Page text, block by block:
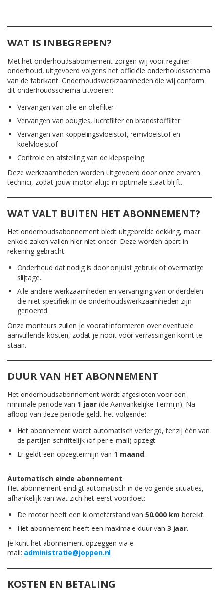
WAT IS INBEGREPEN?
Met het onderhoudsabonnement zorgen wij voor regulier
onderhoud, uitgevoerd volgens het officiële onderhoudsschema
van de fabrikant. Onderhoudswerkzaamheden die wij conform
dit onderhoudsschema uitvoeren:
Vervangen van olie en oliefilter
Vervangen van bougies, luchtfilter en brandstoffilter
Vervangen van koppelingsvloeistof, remvloeistof en
koelvloeistof
Controle en afstelling van de klepspeling
Deze werkzaamheden worden uitgevoerd door onze ervaren
technici, zodat jouw motor altijd in optimale staat blijft.
WAT VALT BUITEN HET ABONNEMENT?
Het onderhoudsabonnement biedt uitgebreide dekking, maar
enkele zaken vallen hier niet onder. Deze worden apart in
rekening gebracht:
Onderhoud dat nodig is door onjuist gebruik of overmatige
slijtage.
Alle andere werkzaamheden en vervanging van onderdelen
die niet specifiek in de onderhoudswerkzaamheden zijn
genoemd.
Onze monteurs zullen je vooraf informeren over eventuele
aanvullende kosten, zodat je nooit voor verrassingen komt te
staan.
DUUR VAN HET ABONNEMENT
Het onderhoudsabonnement wordt afgesloten voor een
minimale periode van 1 jaar (de Aanvankelijke Termijn). Na
afloop van deze periode geldt het volgende:
Het abonnement wordt automatisch verlengd, tenzij één van
de partijen schriftelijk (of per e-mail) opzegt.
Er geldt een opzegtermijn van 1 maand.
Automatisch einde abonnement
Het abonnement eindigt automatisch in de volgende situaties,
afhankelijk van wat zich het eerst voordoet:
De motor heeft een kilometerstand van 50.000 km bereikt.
Het abonnement heeft een maximale duur van 3 jaar.
Je kunt het abonnement opzeggen via e-
mail: administratie@joppen.nl
KOSTEN EN BETALING